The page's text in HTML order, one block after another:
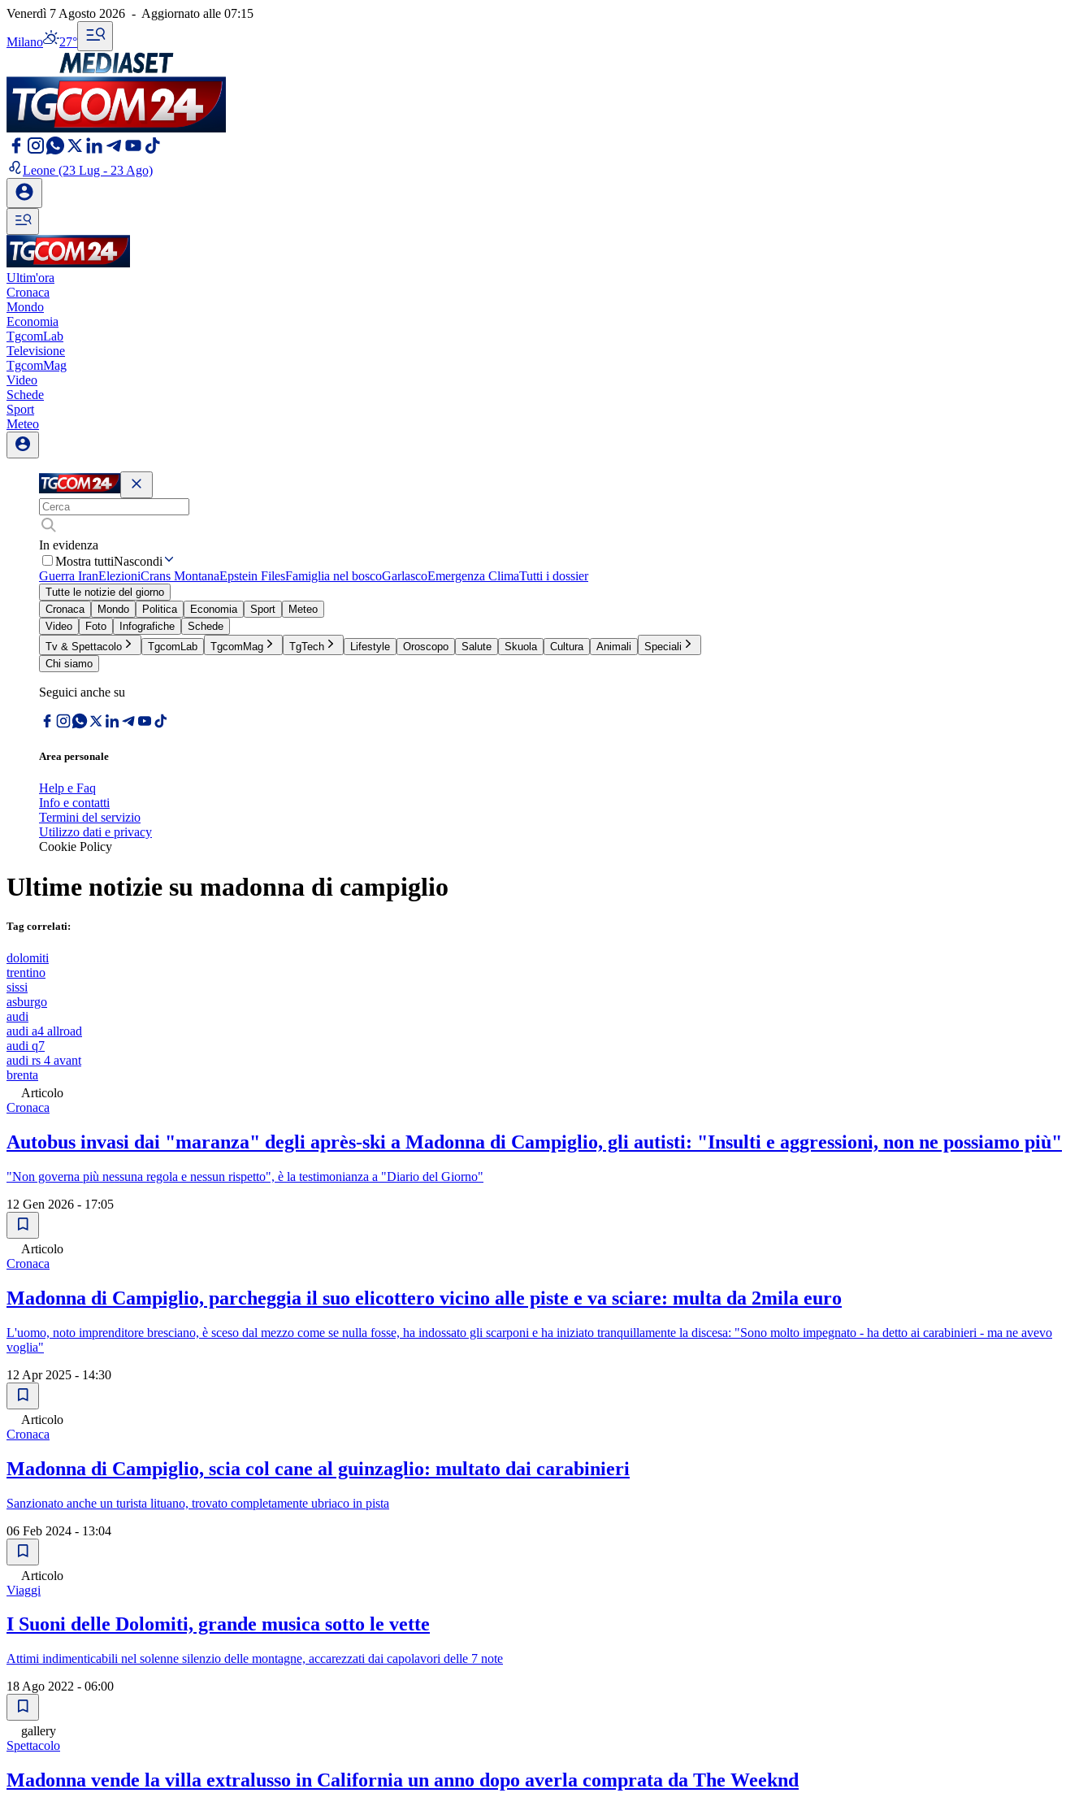
Venerdì 7 Agosto 2026 - Aggiornato alle 07:15
Milano 27°
Leone (23 Lug - 23 Ago)
Ultim'ora
Cronaca
Mondo
Economia
TgcomLab
Televisione
TgcomMag
Video
Schede
Sport
Meteo
In evidenza
Mostra tuttiNascondi
Guerra IranElezioniCrans MontanaEpstein FilesFamiglia nel boscoGarlascoEmergenza ClimaTutti i dossier
Tutte le notizie del giorno
Cronaca
Mondo Politica Economia Sport
Meteo
Video
Foto Infografiche
Schede
Tv & Spettacolo
TgcomLab TgcomMag TgTech Lifestyle Oroscopo Salute Skuola Cultura Animali
Speciali
Chi siamo
Seguici anche su
Area personale
Help e Faq
Info e contatti
Termini del servizio
Utilizzo dati e privacy
Cookie Policy
Ultime notizie su madonna di campiglio
Tag correlati:
dolomiti
trentino
sissi
asburgo
audi
audi a4 allroad
audi q7
audi rs 4 avant
brenta
Articolo
Cronaca
Autobus invasi dai "maranza" degli après-ski a Madonna di Campiglio, gli autisti: "Insulti e aggressioni, non ne possiamo più"
"Non governa più nessuna regola e nessun rispetto", è la testimonianza a "Diario del Giorno"
12 Gen 2026 - 17:05
Articolo
Cronaca
Madonna di Campiglio, parcheggia il suo elicottero vicino alle piste e va sciare: multa da 2mila euro
L'uomo, noto imprenditore bresciano, è sceso dal mezzo come se nulla fosse, ha indossato gli scarponi e ha iniziato tranquillamente la discesa: "Sono molto impegnato - ha detto ai carabinieri - ma ne avevo
voglia"
12 Apr 2025 - 14:30
Articolo
Cronaca
Madonna di Campiglio, scia col cane al guinzaglio: multato dai carabinieri
Sanzionato anche un turista lituano, trovato completamente ubriaco in pista
06 Feb 2024 - 13:04
Articolo
Viaggi
I Suoni delle Dolomiti, grande musica sotto le vette
Attimi indimenticabili nel solenne silenzio delle montagne, accarezzati dai capolavori delle 7 note
18 Ago 2022 - 06:00
gallery
Spettacolo
Madonna vende la villa extralusso in California un anno dopo averla comprata da The Weeknd